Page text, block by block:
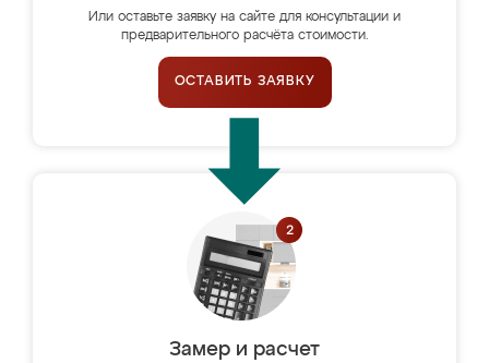
Или оставьте заявку на сайте для консультации и
предварительного расчёта стоимости.
ОСТАВИТЬ ЗАЯВКУ
Замер и расчет